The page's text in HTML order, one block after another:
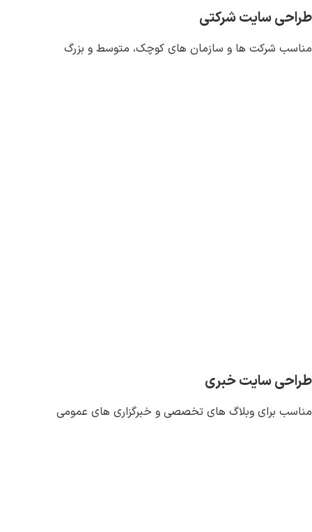
طراحی سایت شرکتی
مناسب شرکت ها و سازمان های کوچک، متوسط و بزرگ
طراحی سایت خبری
مناسب برای وبلاگ های تخصصی و خبرگزاری های عمومی